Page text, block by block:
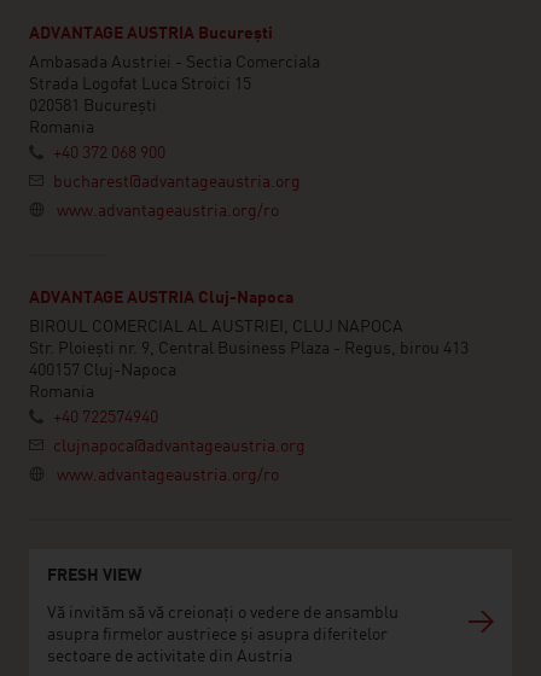
ADVANTAGE AUSTRIA București
Ambasada Austriei - Sectia Comerciala
Strada Logofat Luca Stroici 15
020581 București
Romania
+40 372 068 900
bucharest@advantageaustria.org
www.advantageaustria.org/ro
ADVANTAGE AUSTRIA Cluj-Napoca
BIROUL COMERCIAL AL AUSTRIEI, CLUJ NAPOCA
Str. Ploiești nr. 9, Central Business Plaza - Regus, birou 413
400157 Cluj-Napoca
Romania
+40 722574940
clujnapoca@advantageaustria.org
www.advantageaustria.org/ro
FRESH VIEW
Vă invităm să vă creionați o vedere de ansamblu
asupra firmelor austriece și asupra diferitelor
sectoare de activitate din Austria